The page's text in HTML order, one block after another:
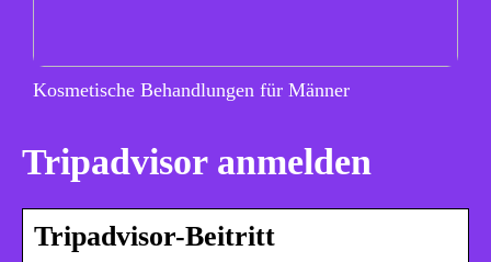
Kosmetische Behandlungen für Männer
Tripadvisor anmelden
Tripadvisor-Beitritt